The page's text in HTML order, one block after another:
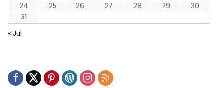
24
25 26 27 28 29
30
31
« Jul